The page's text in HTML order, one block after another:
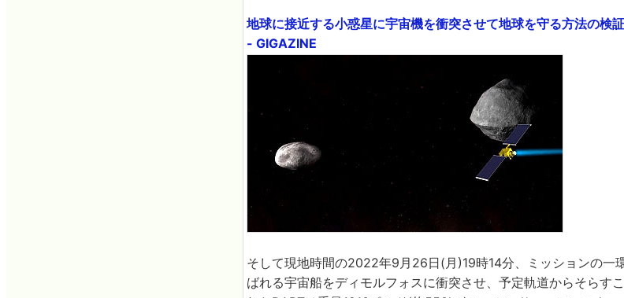
地球に接近する小惑星に宇宙機を衝突させて地球を守る方法の検
- GIGAZINE
そして現地時間の2022年9月26日(月)19時14分、ミッションの一
ばれる宇宙船をディモルフォスに衝突させ、予定軌道からそらす